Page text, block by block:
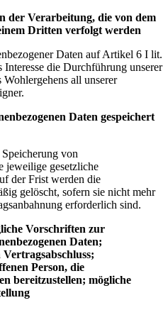
der Verarbeitung, die von dem
Dritten verfolgt werden
Daten auf Artikel 6 I lit.
die Durchführung unserer
all unserer
Daten gespeichert
von
jeweilige gesetzliche
der Frist werden die
gelöscht, sofern sie nicht mehr
erforderlich sind.
Vorschriften zur
Daten;
Person, die
bereitzustellen; mögliche